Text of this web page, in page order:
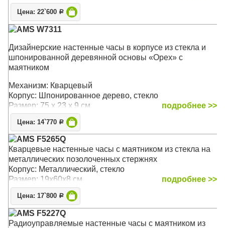
Цена: 22`600 Р
AMS W7311
Дизайнерские настенные часы в корпусе из стекла и
шпонированной деревянной основы «Орех» с
маятником
Механизм: Кварцевый
Корпус: Шпонированное дерево, стекло
Размер: 75 х 23 х 9 см
подробнее >>
Цена: 14`770 Р
AMS F5265Q
Кварцевые настенные часы с маятником из стекла на
металлических позолоченных стержнях
Корпус: Металлический, стекло
Размер: 19х60х8 см
подробнее >>
Цена: 17`800 Р
AMS F5227Q
Радиоуправляемые настенные часы с маятником из